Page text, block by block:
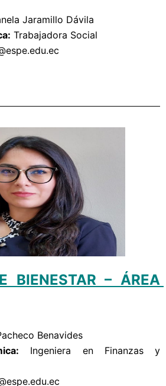
Jaramillo Dávila
Trabajadora Social
BIENESTAR – ÁREA
Benavides
Ingeniera en Finanzas y